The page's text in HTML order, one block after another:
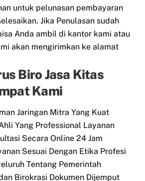
untuk pelunasan pembayaran
Jika Penulasan sudah
Anda ambil di kantor kami atau
akan mengirimkan ke alamat
Biro Jasa Kitas
Kami
Jaringan Mitra Yang Kuat
Yang Professional Layanan
Secara Online 24 Jam
Sesuai Dengan Etika Profesi
Tentang Pemerintah
Birokrasi Dokumen Dijemput